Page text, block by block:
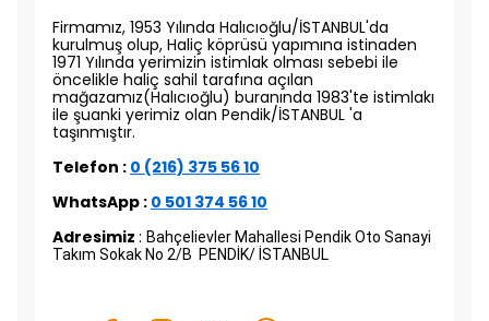
Firmamız, 1953 Yılında Halıcıoğlu/İSTANBUL'da
kurulmuş olup, Haliç köprüsü yapımına istinaden
1971 Yılında yerimizin istimlak olması sebebi ile
öncelikle haliç sahil tarafına açılan
mağazamız(Halıcıoğlu) buranında 1983'te istimlakı
ile şuanki yerimiz olan Pendik/İSTANBUL 'a
taşınmıştır.
Telefon : 0 (216) 375 56 10
WhatsApp : 0 501 374 56 10
Adresimiz : Bahçelievler Mahallesi Pendik Oto Sanayi
Takım Sokak No 2/B PENDİK/ İSTANBUL